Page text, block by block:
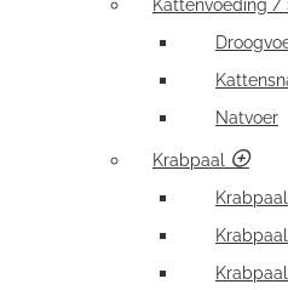
Kattenvoeding /
Natvoer
Krabpaal